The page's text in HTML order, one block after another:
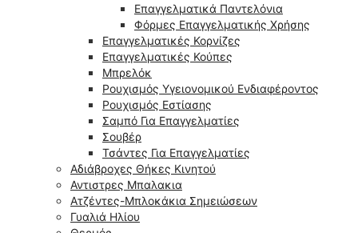
Επαγγελματικά Παντελόνια
Φόρμες Επαγγελματικής Χρήσης
Επαγγελματικές Κορνίζες
Επαγγελματικές Κούπες
Μπρελόκ
Ρουχισμός Υγειονομικού Ενδιαφέροντος
Ρουχισμός Εστίασης
Σαμπό Για Επαγγελματίες
Σουβέρ
Τσάντες Για Επαγγελματίες
Αδιάβροχες Θήκες Κινητού
Αντιστρες Μπαλακια
Ατζέντες-Μπλοκάκια Σημειώσεων
Γυαλιά Ηλίου